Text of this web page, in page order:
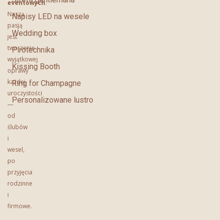
eventowych.
Naszą
pasją
jest
tworzenie
wyjątkowej
oprawy
każdej
uroczystości
—
od
ślubów
i
wesel,
po
przyjęcia
rodzinne
i
firmowe.
Napisy LED na wesele
Wedding box
Pirotechnika
Kissing Booth
Ring for Champagne
Personalizowane lustro